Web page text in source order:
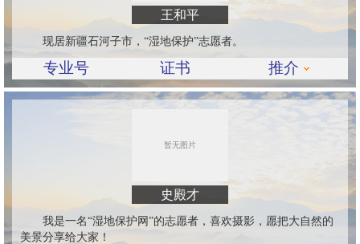
王和平
现居新疆石河子市，“湿地保护”志愿者。
专业号 证书 推介
史殿才
我是一名“湿地保护网”的志愿者，喜欢摄影，愿把大自然的
美景分享给大家！